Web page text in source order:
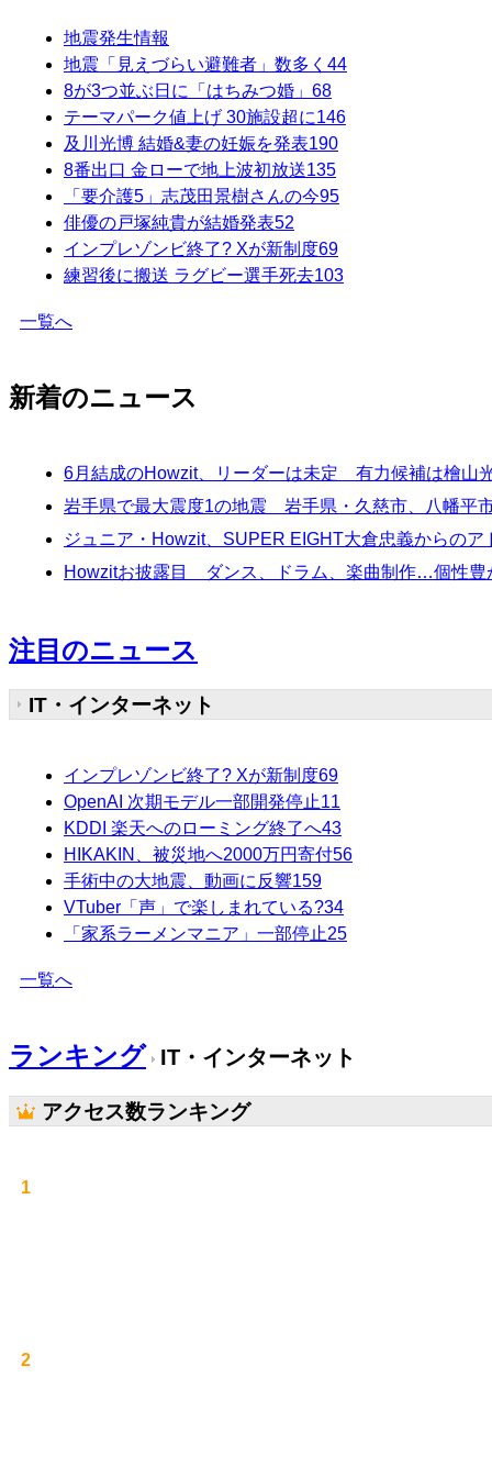
地震発生情報
地震「見えづらい避難者」数多く 44
8が3つ並ぶ日に「はちみつ婚」 68
テーマパーク値上げ 30施設超に146
及川光博 結婚&妻の妊娠を発表190
8番出口 金ローで地上波初放送135
「要介護5」志茂田景樹さんの今95
俳優の戸塚純貴が結婚発表52
インプレゾンビ終了? Xが新制度69
練習後に搬送 ラグビー選手死去103
一覧へ
新着のニュース
6月結成のHowzit、リーダーは未定 有力候補は檜山
岩手県で最大震度1の地震 岩手県・久慈市、八幡平
ジュニア・Howzit、SUPER EIGHT大倉忠義からの
Howzitお披露目 ダンス、ドラム、楽曲制作…個性豊
注目のニュース
IT・インターネット
インプレゾンビ終了? Xが新制度69
OpenAI 次期モデル一部開発停止11
KDDI 楽天へのローミング終了へ43
HIKAKIN、被災地へ2000万円寄付56
手術中の大地震、動画に反響159
VTuber「声」で楽しまれている?34
「家系ラーメンマニア」一部停止25
一覧へ
ランキング IT・インターネット
アクセス数ランキング
1
2